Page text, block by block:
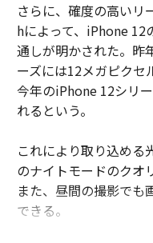
さらに、確度の高いリ
hによって、iPhone 12
通しが明かされた。昨
ーズには12メガピクセ
今年のiPhone 12シリ
れるという。
これにより取り込める
のナイトモードのクオ
また、昼間の撮影でも
できる。